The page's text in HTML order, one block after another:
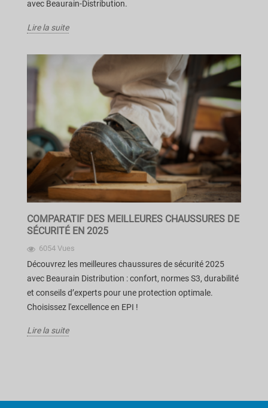
avec Beaurain-Distribution.
Lire la suite
COMPARATIF DES MEILLEURES CHAUSSURES DE
SÉCURITÉ EN 2025
6054 Vues
Découvrez les meilleures chaussures de sécurité 2025
avec Beaurain Distribution : confort, normes S3, durabilité
et conseils d’experts pour une protection optimale.
Choisissez l'excellence en EPI !
Lire la suite